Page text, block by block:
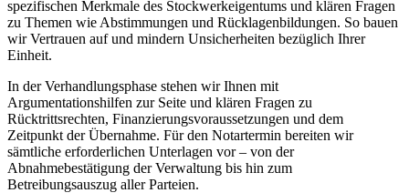
spezifischen Merkmale des Stockwerkeigentums und klären Fragen
zu Themen wie Abstimmungen und Rücklagenbildungen. So bauen
wir Vertrauen auf und mindern Unsicherheiten bezüglich Ihrer
Einheit.
In der Verhandlungsphase stehen wir Ihnen mit
Argumentationshilfen zur Seite und klären Fragen zu
Rücktrittsrechten, Finanzierungsvoraussetzungen und dem
Zeitpunkt der Übernahme. Für den Notartermin bereiten wir
sämtliche erforderlichen Unterlagen vor – von der
Abnahmebestätigung der Verwaltung bis hin zum
Betreibungsauszug aller Parteien.